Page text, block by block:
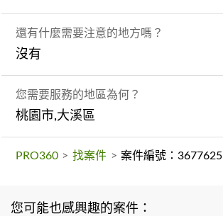
還有什麼需要注意的地方嗎？
沒有
您需要服務的地區為何？
桃園市,大溪區
PRO360 > 找案件 > 案件編號：3677625
您可能也感興趣的案件：